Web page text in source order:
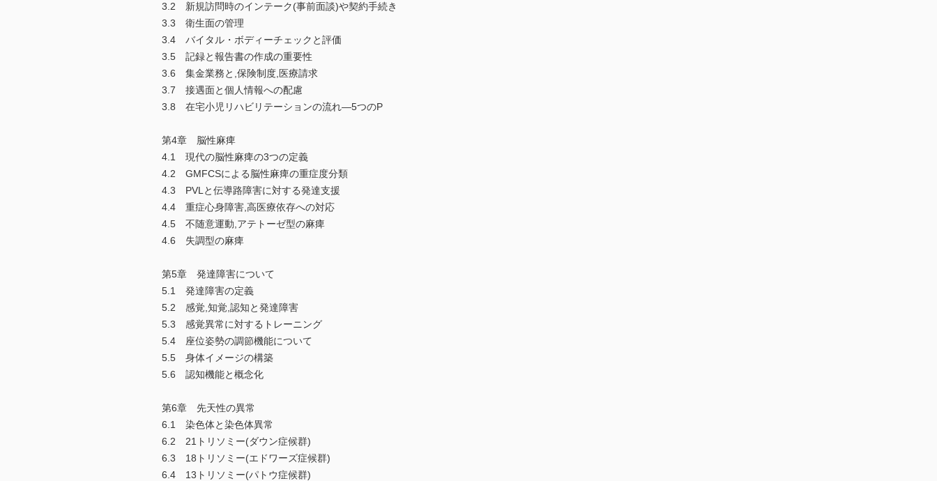
3.2 新規訪問時のインテーク(事前面談)や契約手続き
3.3 衛生面の管理
3.4 バイタル・ボディーチェックと評価
3.5 記録と報告書の作成の重要性
3.6 集金業務と,保険制度,医療請求
3.7 接遇面と個人情報への配慮
3.8 在宅小児リハビリテーションの流れ―5つのP
第4章 脳性麻痺
4.1 現代の脳性麻痺の3つの定義
4.2 GMFCSによる脳性麻痺の重症度分類
4.3 PVLと伝導路障害に対する発達支援
4.4 重症心身障害,高医療依存への対応
4.5 不随意運動,アテトーゼ型の麻痺
4.6 失調型の麻痺
第5章 発達障害について
5.1 発達障害の定義
5.2 感覚,知覚,認知と発達障害
5.3 感覚異常に対するトレーニング
5.4 座位姿勢の調節機能について
5.5 身体イメージの構築
5.6 認知機能と概念化
第6章 先天性の異常
6.1 染色体と染色体異常
6.2 21トリソミー(ダウン症候群)
6.3 18トリソミー(エドワーズ症候群)
6.4 13トリソミー(パトウ症候群)